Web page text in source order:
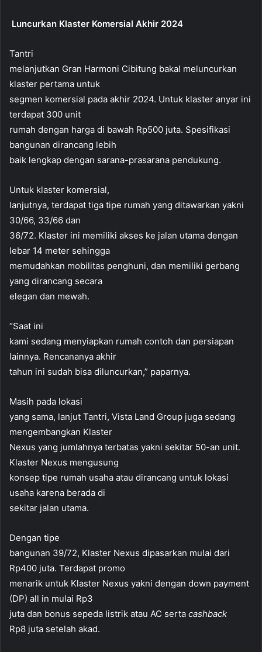
Luncurkan Klaster Komersial Akhir 2024
Tantri
melanjutkan Gran Harmoni Cibitung bakal meluncurkan
klaster pertama untuk
segmen komersial pada akhir 2024. Untuk klaster anyar ini
terdapat 300 unit
rumah dengan harga di bawah Rp500 juta. Spesifikasi
bangunan dirancang lebih
baik lengkap dengan sarana-prasarana pendukung.
Untuk klaster komersial,
lanjutnya, terdapat tiga tipe rumah yang ditawarkan yakni
30/66, 33/66 dan
36/72. Klaster ini memiliki akses ke jalan utama dengan
lebar 14 meter sehingga
memudahkan mobilitas penghuni, dan memiliki gerbang
yang dirancang secara
elegan dan mewah.
“Saat ini
kami sedang menyiapkan rumah contoh dan persiapan
lainnya. Rencananya akhir
tahun ini sudah bisa diluncurkan,” paparnya.
Masih pada lokasi
yang sama, lanjut Tantri, Vista Land Group juga sedang
mengembangkan Klaster
Nexus yang jumlahnya terbatas yakni sekitar 50-an unit.
Klaster Nexus mengusung
konsep tipe rumah usaha atau dirancang untuk lokasi
usaha karena berada di
sekitar jalan utama.
Dengan tipe
bangunan 39/72, Klaster Nexus dipasarkan mulai dari
Rp400 juta. Terdapat promo
menarik untuk Klaster Nexus yakni dengan down payment
(DP) all in mulai Rp3
juta dan bonus sepeda listrik atau AC serta cashback
Rp8 juta setelah akad.